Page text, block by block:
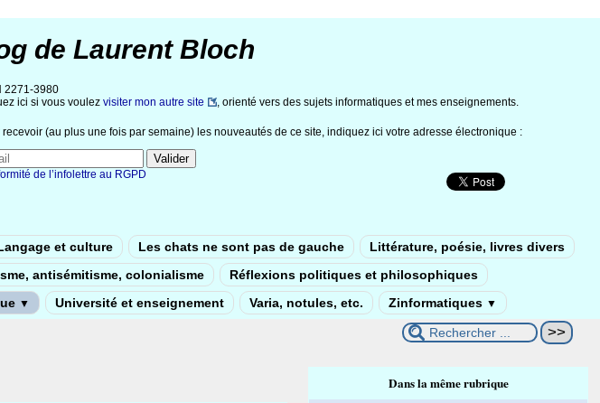
de Laurent Bloch
2271-3980
ici si vous voulez visiter mon autre site , orienté vers des sujets informatiques et mes enseignements.
recevoir (au plus une fois par semaine) les nouveautés de ce site, indiquez ici votre adresse électronique :
de l’infolettre au RGPD
et culture Les chats ne sont pas de gauche
Littérature, poésie, livres divers
antisémitisme, colonialisme
Réflexions politiques et philosophiques
▼ Université et enseignement Varia, notules, etc. Zinformatiques ▼
Dans la même rubrique